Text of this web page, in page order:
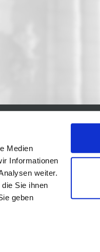
Medien
Informationen
weiter.
Sie ihnen
geben